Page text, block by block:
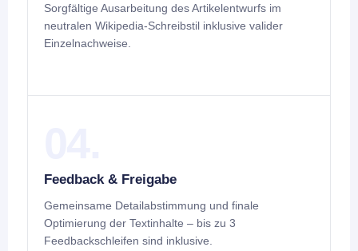
Sorgfältige Ausarbeitung des Artikelentwurfs im
neutralen Wikipedia-Schreibstil inklusive valider
Einzelnachweise.
Feedback & Freigabe
Gemeinsame Detailabstimmung und finale
Optimierung der Textinhalte – bis zu 3
Feedbackschleifen sind inklusive.